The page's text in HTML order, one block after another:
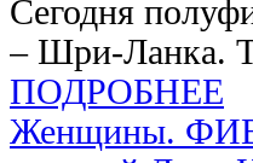
Сегодня
– Шри-Ланка.
ПОДРОБНЕЕ
Женщины.